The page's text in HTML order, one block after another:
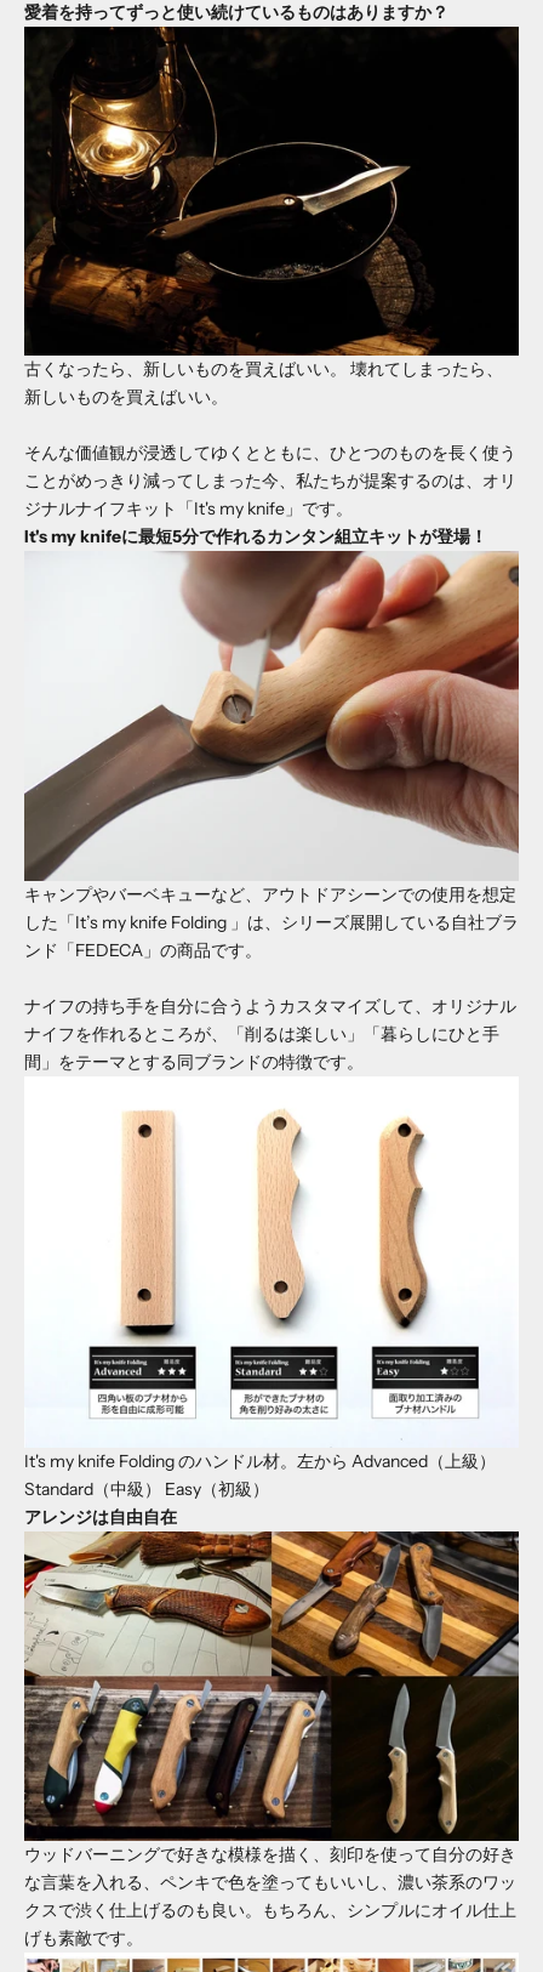
愛着を持ってずっと使い続けているものはありますか？
古くなったら、新しいものを買えばいい。 壊れてしまったら、
新しいものを買えばいい。
そんな価値観が浸透してゆくとともに、ひとつのものを長く使う
ことがめっきり減ってしまった今、私たちが提案するのは、オリ
ジナルナイフキット「It's my knife」です。
It's my knifeに最短5分で作れるカンタン組立キットが登場！
キャンプやバーベキューなど、アウトドアシーンでの使用を想定
した「It’s my knife Folding 」は、シリーズ展開している自社ブラ
ンド「FEDECA」の商品です。
ナイフの持ち手を自分に合うようカスタマイズして、オリジナル
ナイフを作れるところが、「削るは楽しい」「暮らしにひと手
間」をテーマとする同ブランドの特徴です。
It's my knife Folding のハンドル材。左から Advanced（上級）
Standard（中級） Easy（初級）
アレンジは自由自在
ウッドバーニングで好きな模様を描く、刻印を使って自分の好き
な言葉を入れる、ペンキで色を塗ってもいいし、濃い茶系のワッ
クスで渋く仕上げるのも良い。もちろん、シンプルにオイル仕上
げも素敵です。